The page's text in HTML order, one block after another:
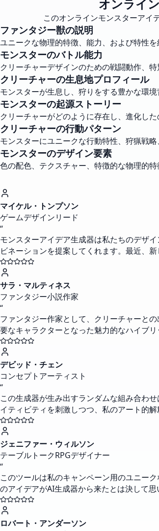
オンライ
このオンラインモンスターアイ
ファンタジー獣の説明
ユニークな物理的特徴、能力、および特性
モンスターのバトル能力
クリーチャーデザインのための戦闘動作、
クリーチャーの生息地プロフィール
モンスターが生息し、狩りをする豊かな環
モンスターの起源ストーリー
クリーチャーがどのように存在し、進化し
クリーチャーの行動パターン
モンスターにユニークな行動特性、狩猟戦
モンスターのデザイン要素
色の配色、テクスチャー、特徴的な物理的
マイケル・トンプソン
ゲームデザインリード
“
モンスターアイデア生成器は私たちのデザ
ビネーションを提案してくれます。最近、
サラ・マルティネス
ファンタジー小説作家
“
ファンタジー作家として、クリーチャーと
要なキャラクターとなった魅力的なハイブ
デビッド・チェン
コンセプトアーティスト
“
この生成器が生み出すランダムな組み合わ
イティビティを刺激しつつ、私のアート的
ジェニファー・ウィルソン
テーブルトークRPGデザイナー
“
このツールは私のキャンペーン用のユニー
のアイデアがAI生成器から来たとは決して
ロバート・アンダーソン